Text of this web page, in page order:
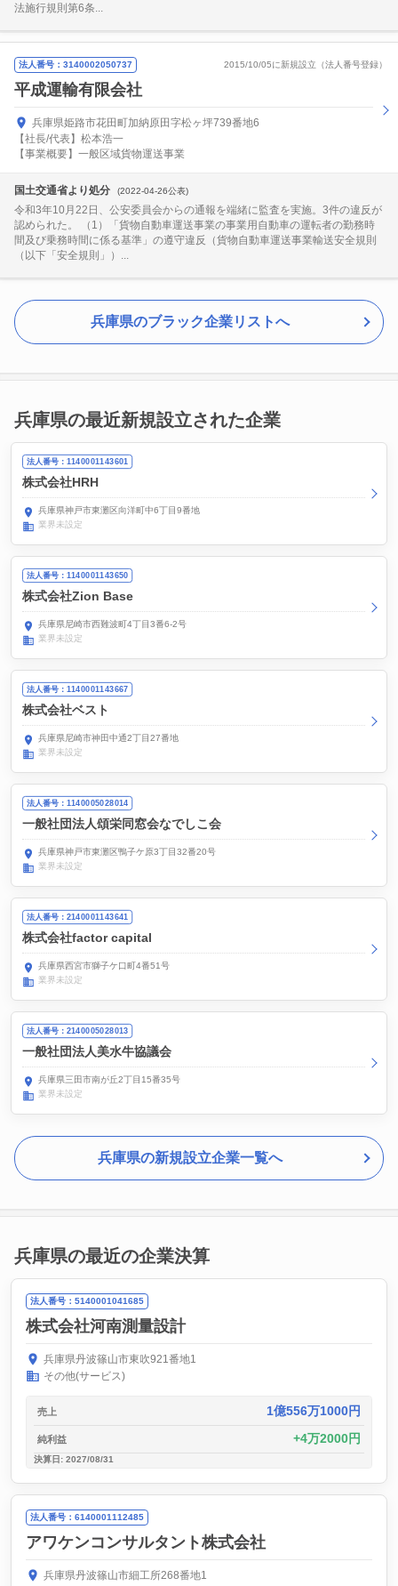
法施行規則第6条...
法人番号：3140002050737 2015/10/05に新規設立（法人番号登録）
平成運輸有限会社
兵庫県姫路市花田町加納原田字松ヶ坪739番地6
【社長/代表】松本浩一
【事業概要】一般区域貨物運送事業
国土交通省より処分 (2022-04-26公表)
令和3年10月22日、公安委員会からの通報を端緒に監査を実施。3件の違反が
認められた。 （1）「貨物自動車運送事業の事業用自動車の運転者の勤務時
間及び乗務時間に係る基準」の遵守違反（貨物自動車運送事業輸送安全規則
（以下「安全規則」）...
兵庫県のブラック企業リストへ
兵庫県の最近新規設立された企業
法人番号：1140001143601
株式会社HRH
兵庫県神戸市東灘区向洋町中6丁目9番地
業界未設定
法人番号：1140001143650
株式会社Zion Base
兵庫県尼崎市西難波町4丁目3番6-2号
業界未設定
法人番号：1140001143667
株式会社ベスト
兵庫県尼崎市神田中通2丁目27番地
業界未設定
法人番号：1140005028014
一般社団法人頌栄同窓会なでしこ会
兵庫県神戸市東灘区鴨子ケ原3丁目32番20号
業界未設定
法人番号：2140001143641
株式会社factor capital
兵庫県西宮市獅子ケ口町4番51号
業界未設定
法人番号：2140005028013
一般社団法人美水牛協議会
兵庫県三田市南が丘2丁目15番35号
業界未設定
兵庫県の新規設立企業一覧へ
兵庫県の最近の企業決算
法人番号：5140001041685
株式会社河南測量設計
兵庫県丹波篠山市東吹921番地1
その他(サービス)
売上 1億556万1000円
純利益 4万2000円
決算日: 2027/08/31
法人番号：6140001112485
アワケンコンサルタント株式会社
兵庫県丹波篠山市細工所268番地1